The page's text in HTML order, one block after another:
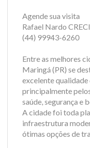
Agende sua visita
Rafael Nardo
(44) 99943-6260
Entre as melhores
Maringá (PR) se
excelente
principalmente
saúde, segurança e
A cidade foi toda
infraestrutura
ótimas opções de